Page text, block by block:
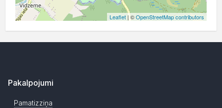
Leaflet | ©OpenStreetMap contributors
Pakalpojumi
Pamatizziņa